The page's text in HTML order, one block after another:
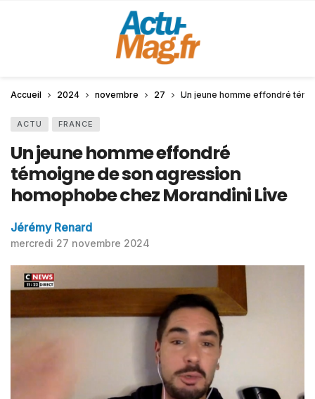
Accueil 2024 novembre 27 Un jeune homme effondré
ACTU FRANCE
Un jeune homme effondré
témoigne de son agression
homophobe chez Morandini Live
Jérémy Renard
mercredi 27 novembre 2024